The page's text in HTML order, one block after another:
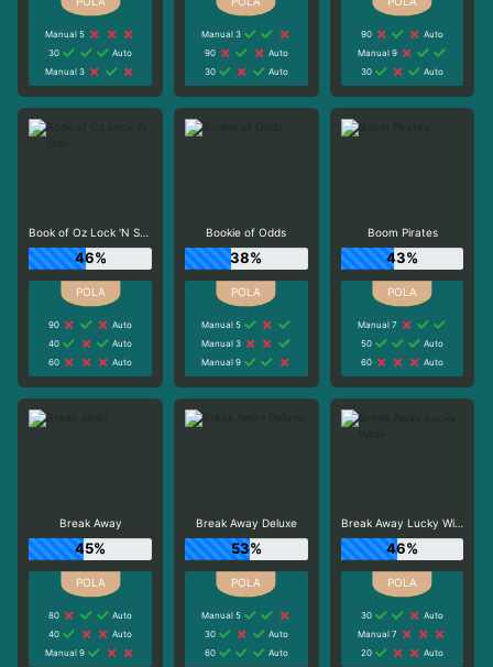
Manual 5
30
Auto
Manual 3
Manual 3
90
Auto
30
Auto
90
Auto
Manual 9
30
Auto
Book of Oz Lock 'N Spin
46%
90
Auto
40
Auto
60
Auto
Bookie of Odds
38%
Manual 5
Manual 3
Manual 9
Boom Pirates
43%
Manual 7
50
Auto
60
Auto
Break Away
45%
80
Auto
40
Auto
Manual 9
Break Away Deluxe
53%
Manual 5
30
Auto
60
Auto
Break Away Lucky Wilds
46%
30
Auto
Manual 7
20
Auto